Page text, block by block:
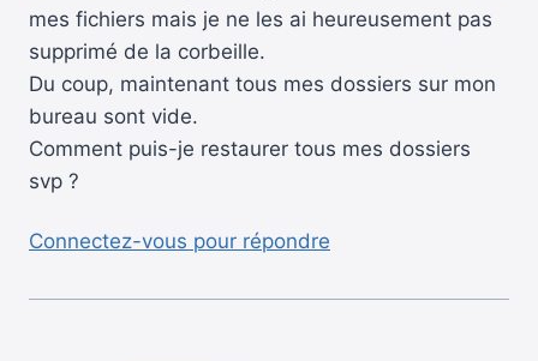
mes fichiers mais je ne les ai heureusement pas
supprimé de la corbeille.
Du coup, maintenant tous mes dossiers sur mon
bureau sont vide.
Comment puis-je restaurer tous mes dossiers
svp ?
Connectez-vous pour répondre